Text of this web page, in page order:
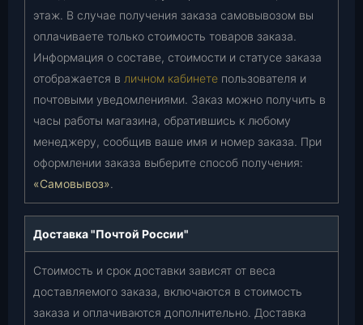
этаж. В случае получения заказа самовывозом вы
оплачиваете только стоимость товаров заказа.
Информация о составе, стоимости и статусе заказа
отображается в личном кабинете пользователя и
почтовыми уведомлениями. Заказ можно получить в
часы работы магазина, обратившись к любому
менеджеру, сообщив ваше имя и номер заказа. При
оформлении заказа выберите способ получения:
«Самовывоз».
Доставка "Почтой России"
Стоимость и срок доставки зависят от веса
доставляемого заказа, включаются в стоимость
заказа и оплачиваются дополнительно. Доставка